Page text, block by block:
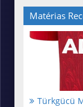
Matérias
Türkgücü